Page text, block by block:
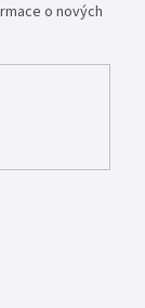
o nových